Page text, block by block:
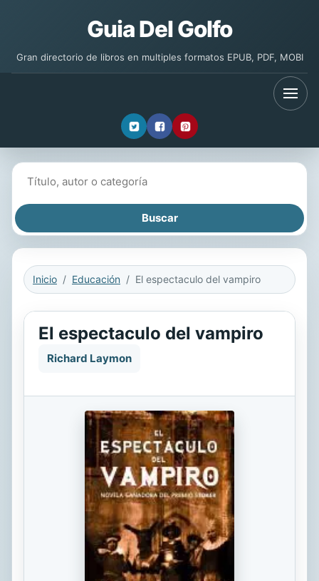
Guia Del Golfo
Gran directorio de libros en multiples formatos EPUB, PDF, MOBI
Inicio Educación El espectaculo del vampiro
El espectaculo del vampiro
Richard Laymon